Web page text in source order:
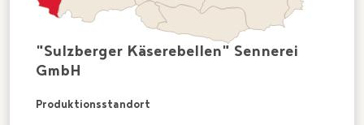
"Sulzberger Käserebellen" Sennerei
GmbH
Produktionsstandort